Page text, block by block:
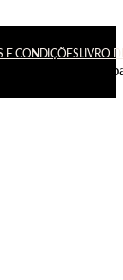
E CONDIÇÕES LIVRO